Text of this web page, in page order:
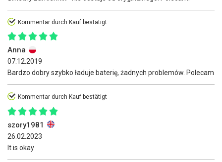
Kommentar durch Kauf bestätigt
Anna
07.12.2019
Bardzo dobry szybko ładuje baterię, żadnych problemów. Polecam
Kommentar durch Kauf bestätigt
szory1981
26.02.2023
It is okay